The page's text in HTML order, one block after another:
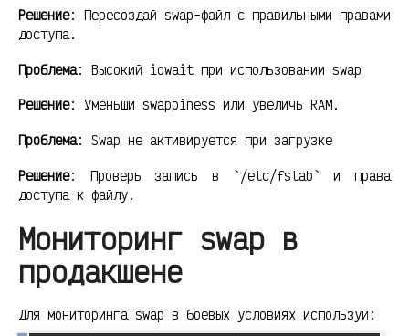
Решение: Пересоздай swap-файл с правильными правами
доступа.
Проблема: Высокий iowait при использовании swap
Решение: Уменьши swappiness или увеличь RAM.
Проблема: Swap не активируется при загрузке
Решение: Проверь запись в `/etc/fstab` и права
доступа к файлу.
Мониторинг swap в
продакшене
Для мониторинга swap в боевых условиях используй: